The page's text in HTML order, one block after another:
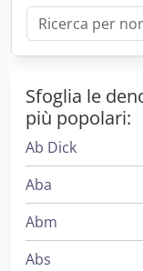
Sfoglia le
più popolari:
Ab Dick
Aba
Abm
Abs